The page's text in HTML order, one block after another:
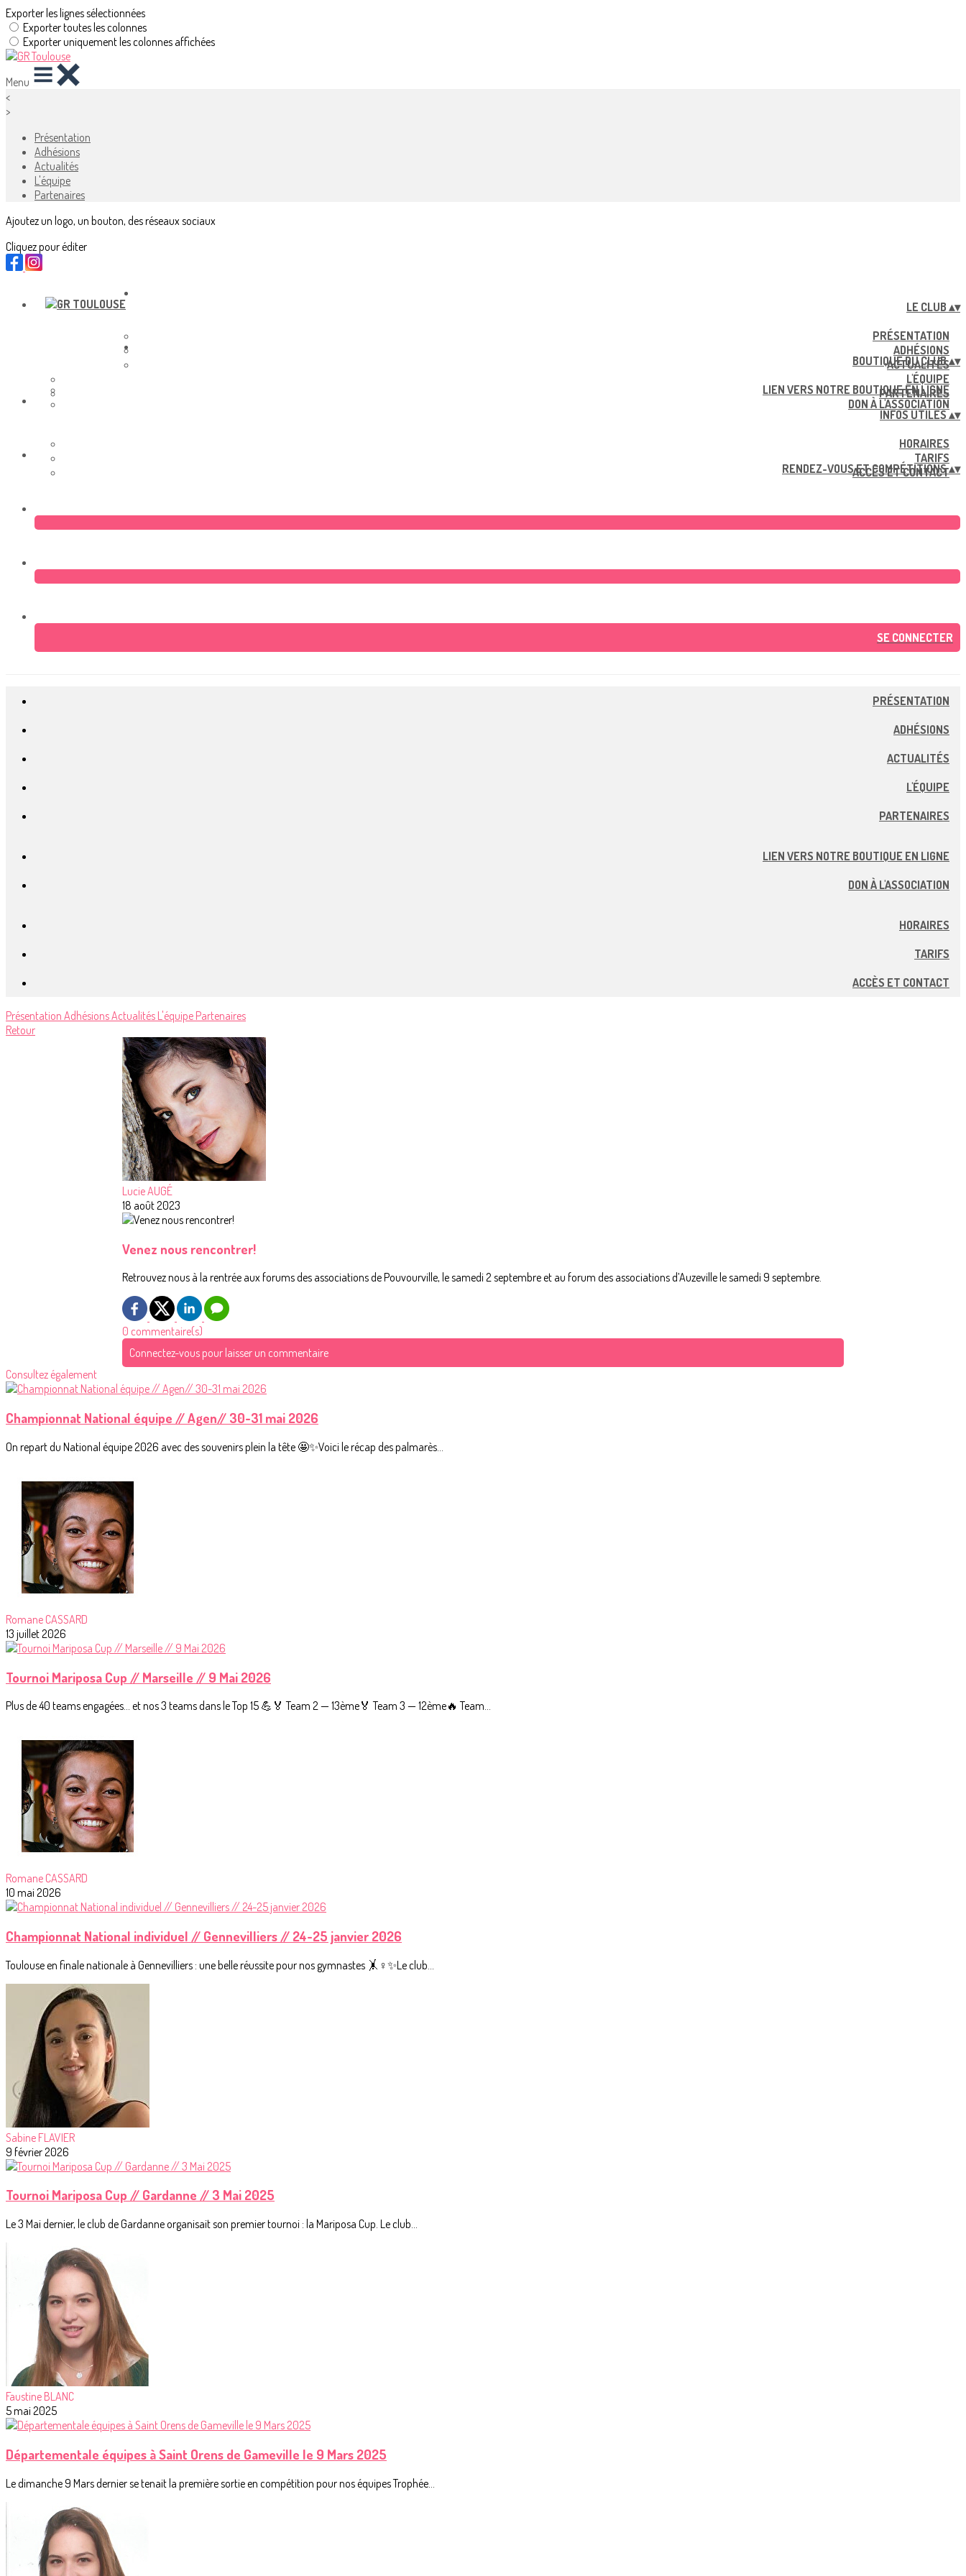
Exporter les lignes sélectionnées
Exporter toutes les colonnes
Exporter uniquement les colonnes affichées
Menu
<
>
Présentation
Adhésions
Actualités
L'équipe
Partenaires
Ajoutez un logo, un bouton, des réseaux sociaux
Cliquez pour éditer
LE CLUB ▴▾
PRÉSENTATION
ADHÉSIONS
ACTUALITÉS
L'ÉQUIPE
PARTENAIRES
BOUTIQUE DU CLUB▴▾
LIEN VERS NOTRE BOUTIQUE EN LIGNE
DON À L'ASSOCIATION
INFOS UTILES ▴▾
HORAIRES
TARIFS
ACCÈS ET CONTACT
RENDEZ-VOUS ET COMPÉTITIONS▴▾
SE CONNECTER
PRÉSENTATION
ADHÉSIONS
ACTUALITÉS
L'ÉQUIPE
PARTENAIRES
LIEN VERS NOTRE BOUTIQUE EN LIGNE
DON À L'ASSOCIATION
HORAIRES
TARIFS
ACCÈS ET CONTACT
Présentation AdhésionsActualités L'équipe Partenaires
Retour
Lucie AUGÉ
18 août 2023
Venez nous rencontrer!
Retrouvez nous à la rentrée aux forums des associations de Pouvourville, le samedi 2 septembre et au forum des associations d’Auzeville le samedi 9 septembre.
0 commentaire(s)
Connectez-vous pour laisser un commentaire
Consultez également
Championnat National équipe // Agen// 30-31 mai 2026
On repart du National équipe 2026 avec des souvenirs plein la tête 🤩✨Voici le récap des palmarès...
Romane CASSARD
13 juillet 2026
Tournoi Mariposa Cup // Marseille // 9 Mai 2026
Plus de 40 teams engagées… et nos 3 teams dans le Top 15 💪🏅 Team 2 — 13ème🏅 Team 3 — 12ème🔥 Team...
Romane CASSARD
10 mai 2026
Championnat National individuel // Gennevilliers // 24-25 janvier 2026
Toulouse en finale nationale à Gennevilliers : une belle réussite pour nos gymnastes 🤸♀️✨Le club...
Sabine FLAVIER
9 février 2026
Tournoi Mariposa Cup // Gardanne // 3 Mai 2025
Le 3 Mai dernier, le club de Gardanne organisait son premier tournoi : la Mariposa Cup. Le club...
Faustine BLANC
5 mai 2025
Départementale équipes à Saint Orens de Gameville le 9 Mars 2025
Le dimanche 9 Mars dernier se tenait la première sortie en compétition pour nos équipes Trophée...